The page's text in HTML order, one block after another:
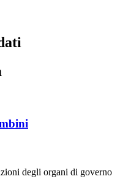
degli organi di governo